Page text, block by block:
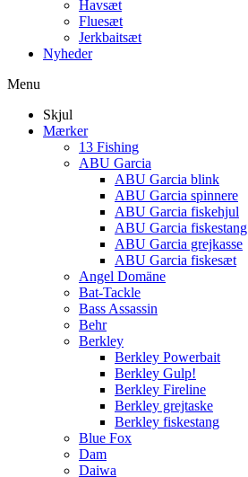
Havsæt
Fluesæt
Jerkbaitsæt
Nyheder
Menu
Skjul
Mærker
13 Fishing
ABU Garcia
ABU Garcia blink
ABU Garcia spinnere
ABU Garcia fiskehjul
ABU Garcia fiskestang
ABU Garcia grejkasse
ABU Garcia fiskesæt
Angel Domäne
Bat-Tackle
Bass Assassin
Behr
Berkley
Berkley Powerbait
Berkley Gulp!
Berkley Fireline
Berkley grejtaske
Berkley fiskestang
Blue Fox
Dam
Daiwa